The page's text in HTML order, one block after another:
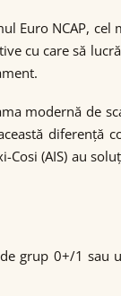
Euro NCAP,
cu care să
modernă de
diferență
(AIS) au
grup 0+/1 sau